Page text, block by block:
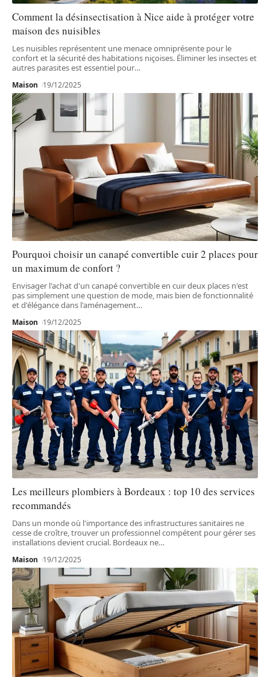
Comment la désinsectisation à Nice aide à protéger votre
maison des nuisibles
Les nuisibles représentent une menace omniprésente pour le
confort et la sécurité des habitations niçoises. Éliminer les insectes et
autres parasites est essentiel pour…
Maison 19/12/2025
Pourquoi choisir un canapé convertible cuir 2 places pour
un maximum de confort ?
Envisager l'achat d'un canapé convertible en cuir deux places n'est
pas simplement une question de mode, mais bien de fonctionnalité
et d'élégance dans l'aménagement…
Maison 19/12/2025
Les meilleurs plombiers à Bordeaux : top 10 des services
recommandés
Dans un monde où l'importance des infrastructures sanitaires ne
cesse de croître, trouver un professionnel compétent pour gérer ses
installations devient crucial. Bordeaux ne…
Maison 19/12/2025